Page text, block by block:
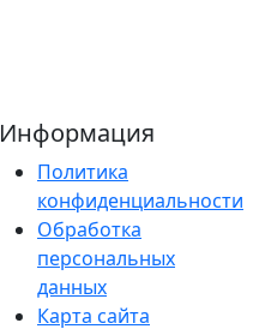
Информация
Политика
конфиденциальности
Обработка
персональных
данных
Карта сайта